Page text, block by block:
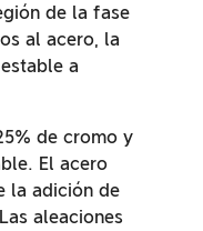
de la fase
al acero, la
a
de cromo y
El acero
la adición de
aleaciones